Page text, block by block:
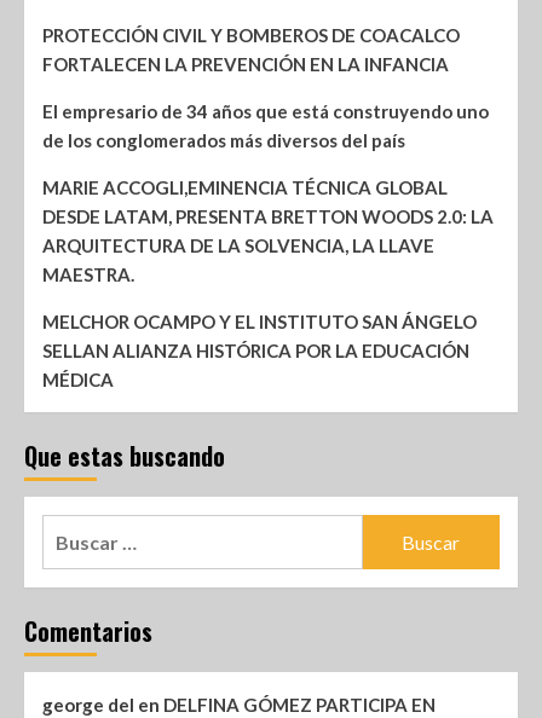
PROTECCIÓN CIVIL Y BOMBEROS DE COACALCO
FORTALECEN LA PREVENCIÓN EN LA INFANCIA
El empresario de 34 años que está construyendo uno
de los conglomerados más diversos del país
MARIE ACCOGLI,EMINENCIA TÉCNICA GLOBAL
DESDE LATAM, PRESENTA BRETTON WOODS 2.0: LA
ARQUITECTURA DE LA SOLVENCIA, LA LLAVE
MAESTRA.
MELCHOR OCAMPO Y EL INSTITUTO SAN ÁNGELO
SELLAN ALIANZA HISTÓRICA POR LA EDUCACIÓN
MÉDICA
Que estas buscando
Comentarios
george del en DELFINA GÓMEZ PARTICIPA EN